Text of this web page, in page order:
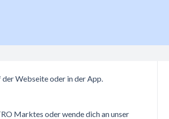
der Webseite oder in der App.
Marktes oder wende dich an unser